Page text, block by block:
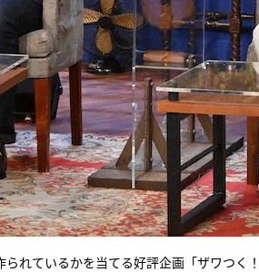
れているかを当てる好評企画「ザワつく